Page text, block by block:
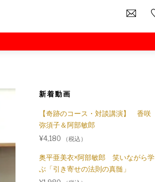
比叡山延暦寺会館
新着動画
【奇跡のコース・対談講演】 香咲
弥須子＆阿部敏郎
¥4,180 （税込）
奥平亜美衣×阿部敏郎 笑いながら学
ぶ「引き寄せの法則の真髄」